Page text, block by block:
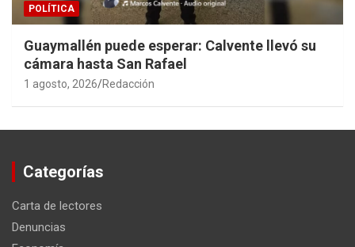
POLÍTICA
Guaymallén puede esperar: Calvente llevó su
cámara hasta San Rafael
1 agosto, 2026 Redacción
Categorías
Carta de lectores
Denuncias